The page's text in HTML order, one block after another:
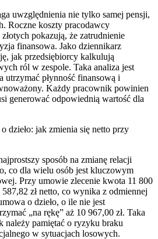
uwzględnienia nie tylko samej pensji,
Roczne koszty pracodawcy
pokazują, że zatrudnienie
finansowa. Jako dziennikarz
jak przedsiębiorcy kalkulują
ról w zespole. Taka analiza jest
utrzymać płynność finansową i
Każdy pracownik powinien
generować odpowiednią wartość dla
dzieło: jak zmienia się netto przy
sposób na zmianę relacji
co dla wielu osób jest kluczowym
Przy umowie zlecenie kwota 11 800
587,82 zł netto, co wynika z odmiennej
o dzieło, o ile nie jest
„na rękę” aż 10 967,00 zł. Taka
należy pamiętać o ryzyku braku
w sytuacjach losowych.